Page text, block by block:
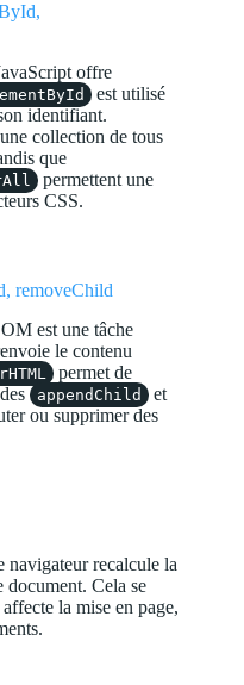
offre
est utilisé
identifiant.
collection de tous
que
permettent une
CSS.
removeChild
est une tâche
le contenu
permet de
appendChild et
ou supprimer des
navigateur recalcule la
document. Cela se
la mise en page,